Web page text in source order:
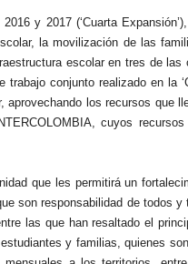
y 2017 (‘Cuarta
la movilización de las
escolar en tres de las
conjunto realizado en la
aprovechando los recursos que
cuyos recursos
que les permitirá un
son responsabilidad de todos y
las que han resaltado el
y familias, quienes